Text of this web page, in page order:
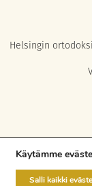
Helsingin
Copyright ©
Käytämme
Salli kaikki